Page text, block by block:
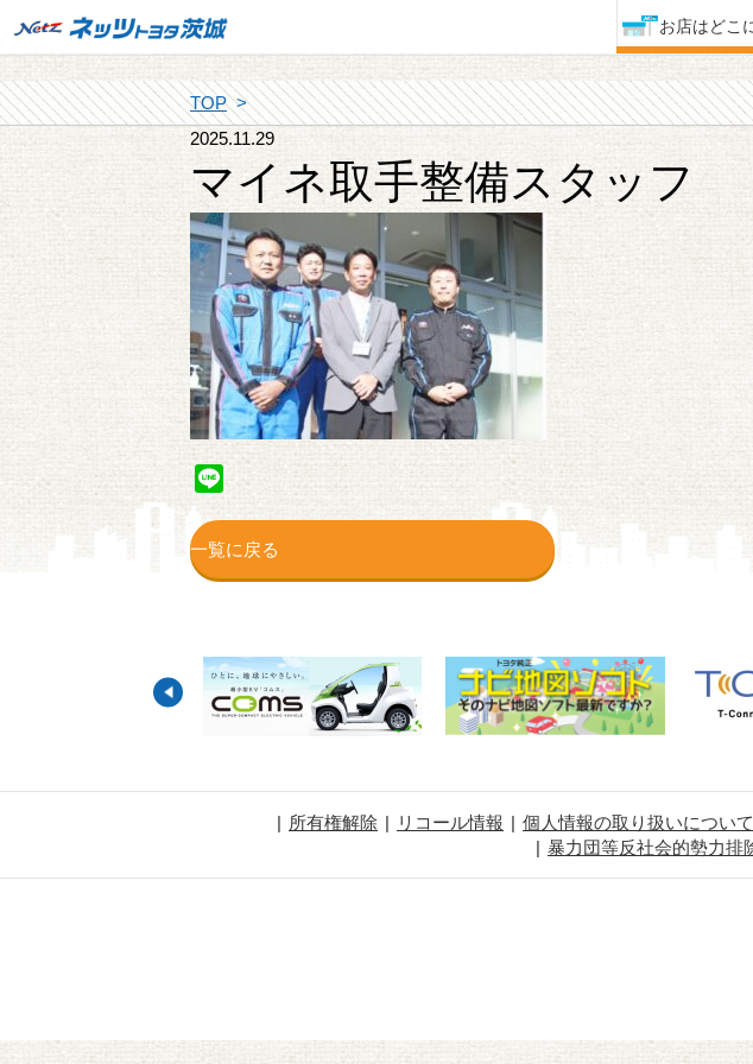
お店はどこ
TOP
2025.11.29
マイネ取手整備スタッフ
Line
一覧に戻る
所有権解除 リコール情報 個人情報の取り扱いについて
暴力団等反社会的勢力排